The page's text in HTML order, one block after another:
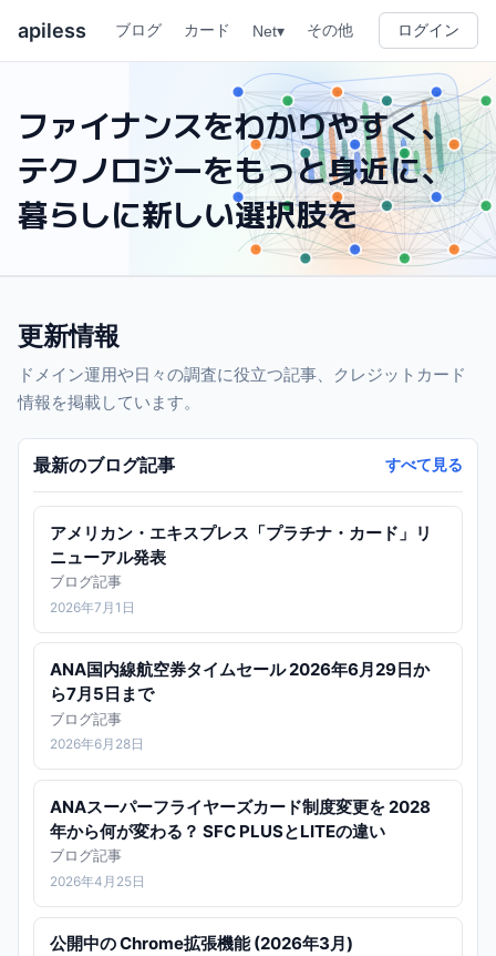
apiless ブログ カード Net▾ その他 ログイン
ファイナンスをわかりやすく、
テクノロジーをもっと身近に、
暮らしに新しい選択肢を
更新情報
ドメイン運用や日々の調査に役立つ記事、クレジットカード
情報を掲載しています。
最新のブログ記事 すべて見る
アメリカン・エキスプレス「プラチナ・カード」リ
ニューアル発表
ブログ記事
2026年7月1日
ANA国内線航空券タイムセール 2026年6月29日か
ら7月5日まで
ブログ記事
2026年6月28日
ANAスーパーフライヤーズカード制度変更を 2028
年から何が変わる？ SFC PLUSとLITEの違い
ブログ記事
2026年4月25日
公開中の Chrome拡張機能 (2026年3月)